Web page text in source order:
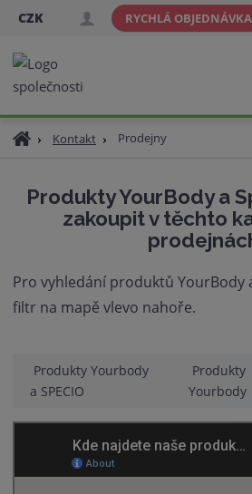
CZK RYCHLÁ OBJEDNÁVKA
Ú
d
t
a
Kontakt Prodejny
Produkty YourBody a
zakoupit v těchto
Pro vyhledání produktů YourBody
filtr na mapě vlevo nahoře.
Produkty Yourbody
a SPECIO
Produkty
Yourbody